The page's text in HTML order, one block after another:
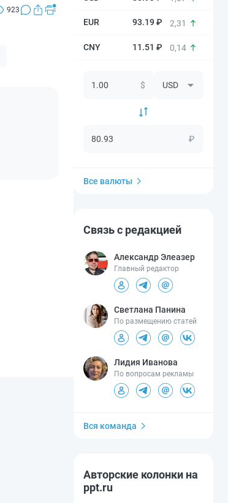
923
93.19 ₽ 2,31
11.51 ₽ 0,14
$
₽
Все валюты
Связь с редакцией
Александр Элеазер
Главный редактор
Светлана Панина
По размещению статей
Лидия Иванова
По вопросам рекламы
Вся команда
Авторские колонки на
ppt.ru